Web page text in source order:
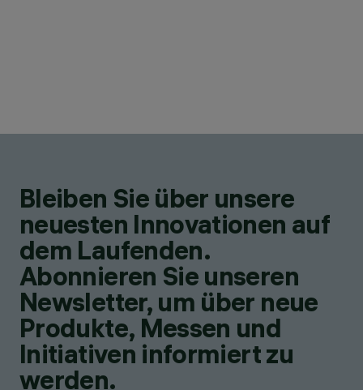
Bleiben Sie über unsere
neuesten Innovationen auf
dem Laufenden.
Abonnieren Sie unseren
Newsletter, um über neue
Produkte, Messen und
Initiativen informiert zu
werden.